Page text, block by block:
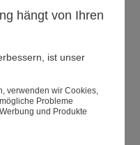
hängt von Ihren
ist unser
verwenden wir Cookies,
Probleme
und Produkte